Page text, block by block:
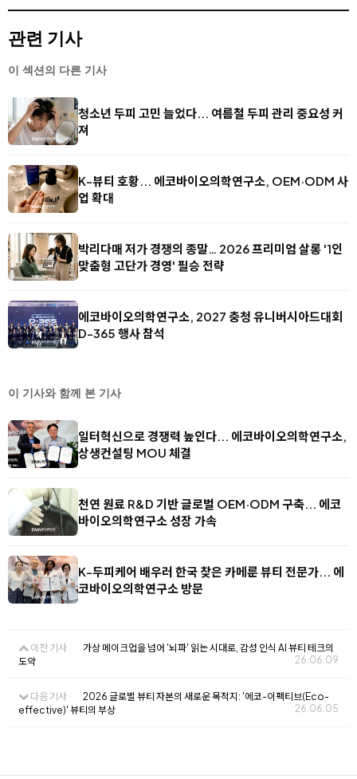
관련 기사
이 섹션의 다른 기사
청소년 두피 고민 늘었다... 여름철 두피 관리 중요성 커
져
K-뷰티 호황... 에코바이오의학연구소, OEM·ODM 사
업 확대
박리다매 저가 경쟁의 종말… 2026 프리미엄 살롱 '1인
맞춤형 고단가 경영' 필승 전략
에코바이오의학연구소, 2027 충청 유니버시아드대회
D-365 행사 참석
이 기사와 함께 본 기사
일터혁신으로 경쟁력 높인다... 에코바이오의학연구소,
상생컨설팅 MOU 체결
천연 원료 R&D 기반 글로벌 OEM·ODM 구축... 에코
바이오의학연구소 성장 가속
K-두피케어 배우러 한국 찾은 카메룬 뷰티 전문가... 에
코바이오의학연구소 방문
이전 기사
가상 메이크업을 넘어 '뇌파' 읽는 시대로, 감성 인식 AI 뷰티 테크의
도약
26.06.09
다음 기사
2026 글로벌 뷰티 자본의 새로운 목적지: '에코-이펙티브(Eco-
effective)' 뷰티의 부상
26.06.05